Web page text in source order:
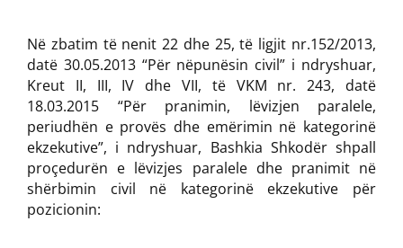
Në zbatim të nenit 22 dhe 25, të ligjit nr.152/2013,
datë 30.05.2013 “Për nëpunësin civil” i ndryshuar,
Kreut II, III, IV dhe VII, të VKM nr. 243, datë
18.03.2015 “Për pranimin, lëvizjen paralele,
periudhën e provës dhe emërimin në kategorinë
ekzekutive”, i ndryshuar, Bashkia Shkodër shpall
proçedurën e lëvizjes paralele dhe pranimit në
shërbimin civil në kategorinë ekzekutive për
pozicionin: